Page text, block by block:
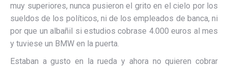
muy superiores, nunca pusieron el grito en el cielo por los
sueldos de los políticos, ni de los empleados de banca, ni
por que un albañil si estudios cobrase 4.000 euros al mes
y tuviese un BMW en la puerta.
Estaban a gusto en la rueda y ahora no quieren cobrar